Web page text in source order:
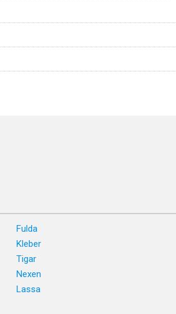
Fulda
Kleber
Tigar
Nexen
Lassa